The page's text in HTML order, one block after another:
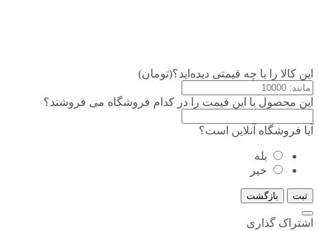
این کالا را با چه قیمتی دیده‌اید؟(تومان)
این محصول با این قیمت را در کدام فروشگاه می فروشند؟
آیا فروشگاه آنلاین است؟
بله
خیر
ثبت بازگشت
اشتراک گذاری